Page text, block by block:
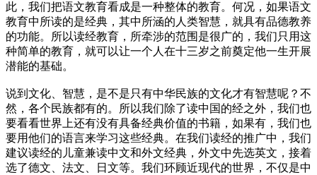
此，我们把语文教育看成是一种整体的教育。何况，如果语文
教育中所读的是经典，其中所涵的人类智慧，就具有品德教养
的功能。所以读经教育，所牵涉的范围是很广的，我们只用这
种简单的教育，就可以让一个人在十三岁之前奠定他一生开展
潜能的基础。
说到文化、智慧，是不是只有中华民族的文化才有智慧呢？不
然，各个民族都有的。所以我们除了读中国的经之外，我们也
要看看世界上还有没有具备经典价值的书籍，如果有，我们也
要用他们的语言来学习这些经典。在我们读经的推广中，我们
建议读经的儿童兼读中文和外文经典，外文中先选英文，接着
选了德文、法文、日文等。我们环顾近现代的世界，不仅是中